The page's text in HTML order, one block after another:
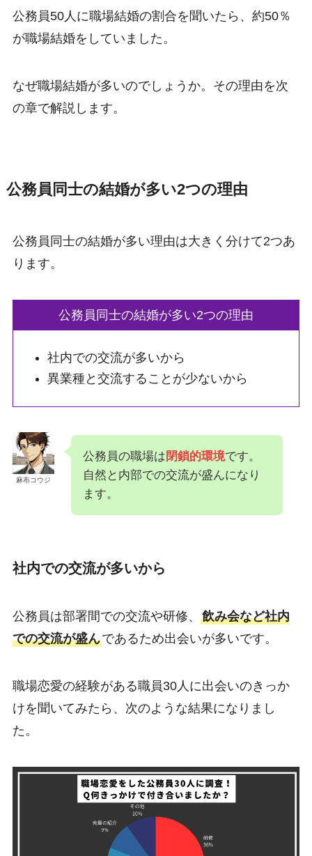
公務員50人に職場結婚の割合を聞いたら、約50％
が職場結婚をしていました。
なぜ職場結婚が多いのでしょうか。その理由を次
の章で解説します。
公務員同士の結婚が多い2つの理由
公務員同士の結婚が多い理由は大きく分けて2つあ
ります。
公務員同士の結婚が多い2つの理由
社内での交流が多いから
異業種と交流することが少ないから
麻布コウジ
公務員の職場は 閉鎖的環境です。
自然と内部での交流が盛んになり
ます。
社内での交流が多いから
公務員は部署間での交流や研修、 飲み会など社内
での交流が盛んであるため出会いが多いです。
職場恋愛の経験がある職員30人に出会いのきっか
けを聞いてみたら、次のような結果になりまし
た。